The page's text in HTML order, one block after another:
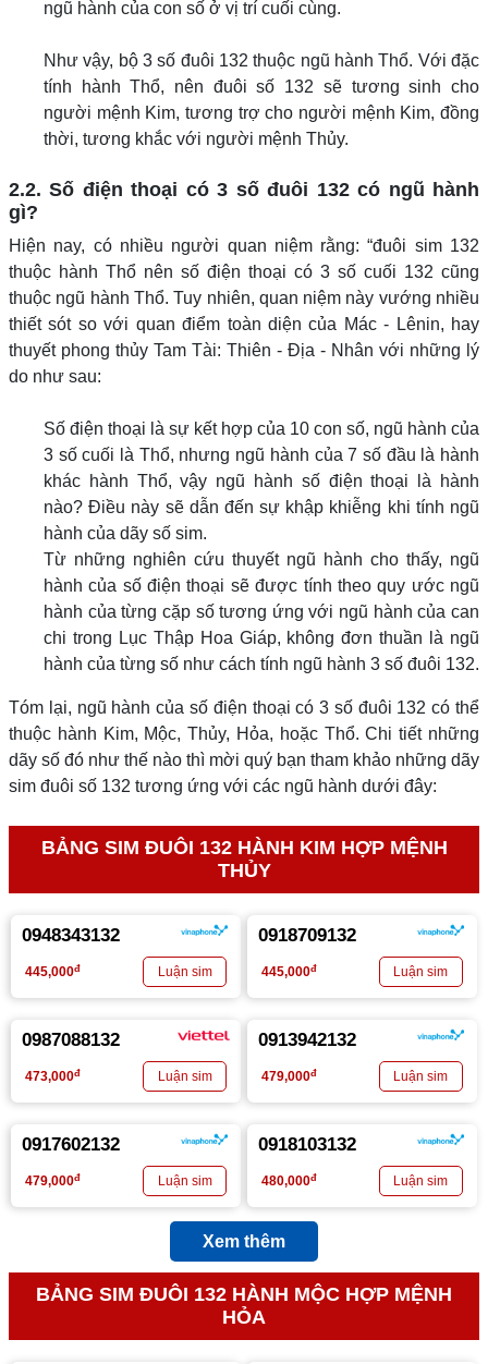
ngũ hành của con số ở vị trí cuối cùng.
Như vậy, bộ 3 số đuôi 132 thuộc ngũ hành Thổ. Với đặc
tính hành Thổ, nên đuôi số 132 sẽ tương sinh cho
người mệnh Kim, tương trợ cho người mệnh Kim, đồng
thời, tương khắc với người mệnh Thủy.
2.2. Số điện thoại có 3 số đuôi 132 có ngũ hành
gì?
Hiện nay, có nhiều người quan niệm rằng: “đuôi sim 132
thuộc hành Thổ nên số điện thoại có 3 số cuối 132 cũng
thuộc ngũ hành Thổ. Tuy nhiên, quan niệm này vướng nhiều
thiết sót so với quan điểm toàn diện của Mác - Lênin, hay
thuyết phong thủy Tam Tài: Thiên - Địa - Nhân với những lý
do như sau:
Số điện thoại là sự kết hợp của 10 con số, ngũ hành của
3 số cuối là Thổ, nhưng ngũ hành của 7 số đầu là hành
khác hành Thổ, vậy ngũ hành số điện thoại là hành
nào? Điều này sẽ dẫn đến sự khập khiễng khi tính ngũ
hành của dãy số sim.
Từ những nghiên cứu thuyết ngũ hành cho thấy, ngũ
hành của số điện thoại sẽ được tính theo quy ước ngũ
hành của từng cặp số tương ứng với ngũ hành của can
chi trong Lục Thập Hoa Giáp, không đơn thuần là ngũ
hành của từng số như cách tính ngũ hành 3 số đuôi 132.
Tóm lại, ngũ hành của số điện thoại có 3 số đuôi 132 có thể
thuộc hành Kim, Mộc, Thủy, Hỏa, hoặc Thổ. Chi tiết những
dãy số đó như thế nào thì mời quý bạn tham khảo những dãy
sim đuôi số 132 tương ứng với các ngũ hành dưới đây:
BẢNG SIM ĐUÔI 132 HÀNH KIM HỢP MỆNH
THỦY
0948343132
445,000đ
0918709132
445,000đ
0987088132
473,000đ
0913942132
479,000đ
0917602132
479,000đ
0918103132
480,000đ
Xem thêm
BẢNG SIM ĐUÔI 132 HÀNH MỘC HỢP MỆNH
HỎA